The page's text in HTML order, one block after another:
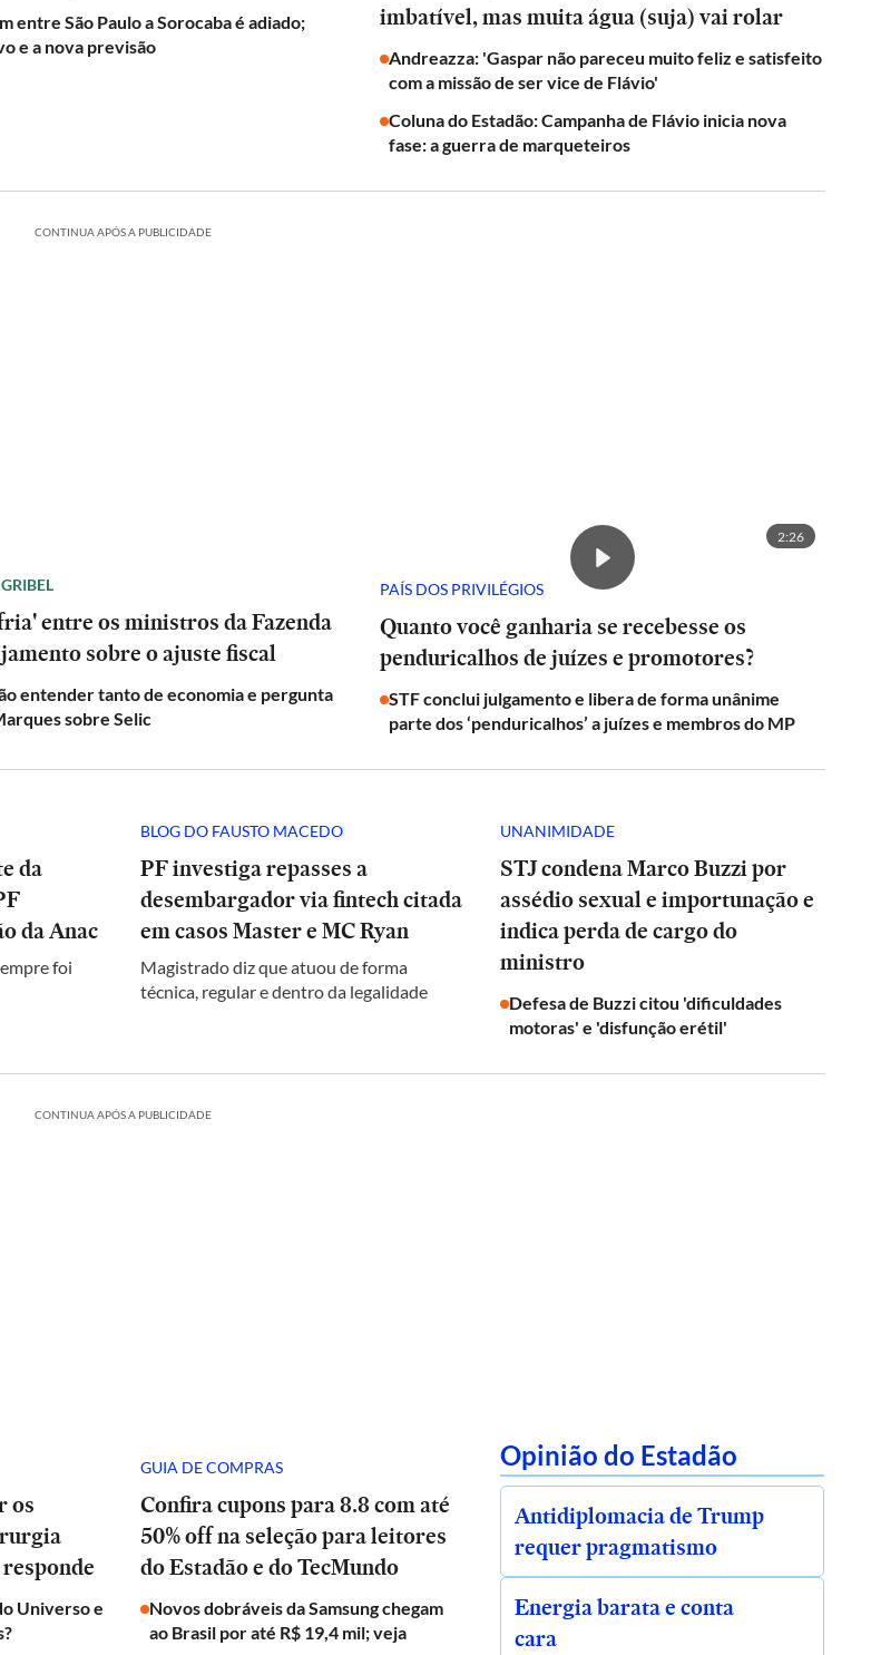
entre São Paulo a Sorocaba é adiado;
e a nova previsão
imbatível, mas muita água (suja) vai rolar
Andreazza: 'Gaspar não pareceu muito feliz e satisfeito
com a missão de ser vice de Flávio'
Coluna do Estadão: Campanha de Flávio inicia nova
fase: a guerra de marqueteiros
CONTINUA APÓS A PUBLICIDADE
entre os ministros da Fazenda
sobre o ajuste fiscal
entender tanto de economia e pergunta
sobre Selic
2:26
PAÍS DOS PRIVILÉGIOS
Quanto você ganharia se recebesse os
penduricalhos de juízes e promotores?
STF conclui julgamento e libera de forma unânime
parte dos ‘penduricalhos’ a juízes e membros do MP
da
da Anac
foi
BLOG DO FAUSTO MACEDO
PF investiga repasses a
desembargador via fintech citada
em casos Master e MC Ryan
Magistrado diz que atuou de forma
técnica, regular e dentro da legalidade
UNANIMIDADE
STJ condena Marco Buzzi por
assédio sexual e importunação e
indica perda de cargo do
ministro
Defesa de Buzzi citou 'dificuldades
motoras' e 'disfunção erétil'
CONTINUA APÓS A PUBLICIDADE
os
Universo e
GUIA DE COMPRAS
Confira cupons para 8.8 com até
50% off na seleção para leitores
do Estadão e do TecMundo
Novos dobráveis da Samsung chegam
ao Brasil por até R$ 19,4 mil; veja
Opinião do Estadão
Antidiplomacia de Trump
requer pragmatismo
Energia barata e conta
cara